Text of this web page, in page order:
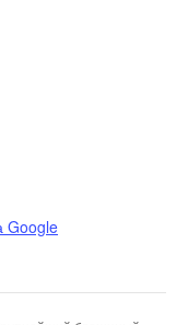
Google